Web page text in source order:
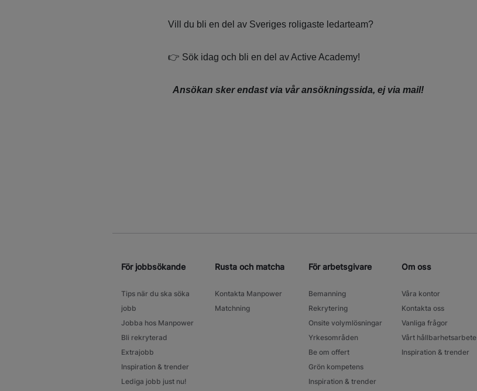
Vill du bli en del av Sveriges roligaste ledarteam?
👉 Sök idag och bli en del av Active Academy!
Ansökan sker endast via vår ansökningssida, ej via mail!
För jobbsökande
Tips när du ska söka
jobb
Jobba hos Manpower
Bli rekryterad
Extrajobb
Inspiration & trender
Lediga jobb just nu!
Rusta och matcha
Kontakta Manpower
Matchning
För arbetsgivare
Bemanning
Rekrytering
Onsite volymlösningar
Yrkesområden
Be om offert
Grön kompetens
Inspiration & trender
Om oss
Våra kontor
Kontakta oss
Vanliga frågor
Vårt hållbarhetsarbete
Inspiration & trender